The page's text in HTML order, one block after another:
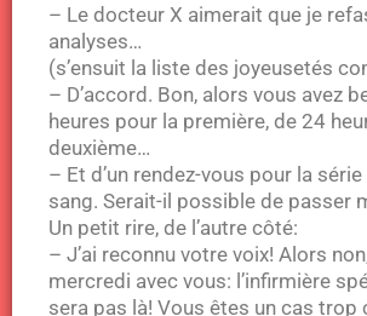
– Le docteur X aimerait que je
analyses…
(s’ensuit la liste des joyeusetés
– D’accord. Bon, alors vous avez
heures pour la première, de 24
deuxième…
– Et d’un rendez-vous pour la
sang. Serait-il possible de passer
Un petit rire, de l’autre côté:
– J’ai reconnu votre voix! Alors
mercredi avec vous: l’infirmière
sera pas là! Vous êtes un cas trop